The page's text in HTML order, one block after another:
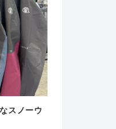
スノーウ